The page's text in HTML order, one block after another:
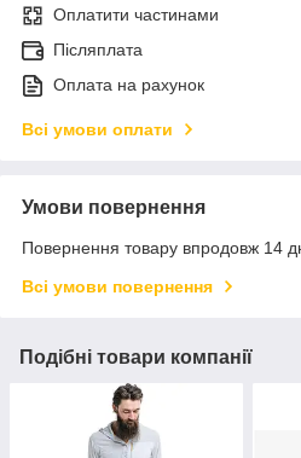
Оплатити частинами
Післяплата
Оплата на рахунок
Всі умови оплати
Умови повернення
Повернення товару впродовж 14
Всі умови повернення
Подібні товари компанії